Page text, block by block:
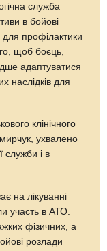
служба
в бойові
профілактики
щоб боєць,
адаптуватися
наслідків для
клінічного
ухвалено
служби і в
на лікуванні
участь в АТО.
фізичних, а
розлади